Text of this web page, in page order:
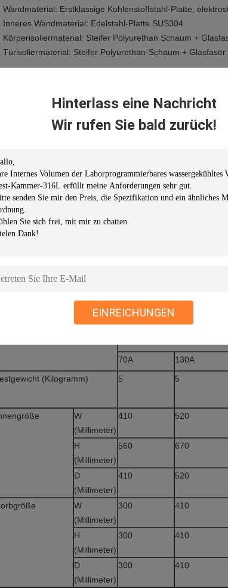
Hinterlass eine Nachricht
Wir rufen Sie bald zurück!
EINREICHUNGEN
Wandmaterial: Erstklassige Kohlenstoffstahl-Platte,
Inneres Wandmaterial: Edelstahl-Platte SUS304
Körperisoliermaterial: Steifer Polyurethan Schaum +
Türisoliermaterial: Steifer Polyurethan-Schaum + Glasfaser
Innenmaterial: Edelstahl-Platte SUS304#
Außenmaterial: Gebackene malende Stahlplatte oder
Warum KOMEG Ihre beste Wahl ist?
Stellen Sie USB-Port, R485 Schnittstelle, USB-Download
Die große Kapazität speichert möglicherweise 13450
jede segmentiert.
Programmschleife kann 32000mal, kleine Schleife sein
Große eingebaute Lagerung, kann 90
70A
130A
(Kilogramm)
5 5
W
(Millimeter)
410 520
H
(Millimeter)
560 670
D
(Millimeter)
410 520
W
(Millimeter)
300 410
H
(Millimeter)
300 410
D
(Millimeter)
300 410